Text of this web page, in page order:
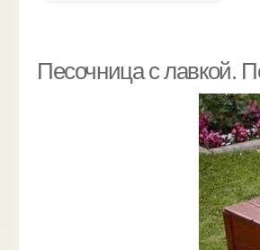
Песочница с лавкой.